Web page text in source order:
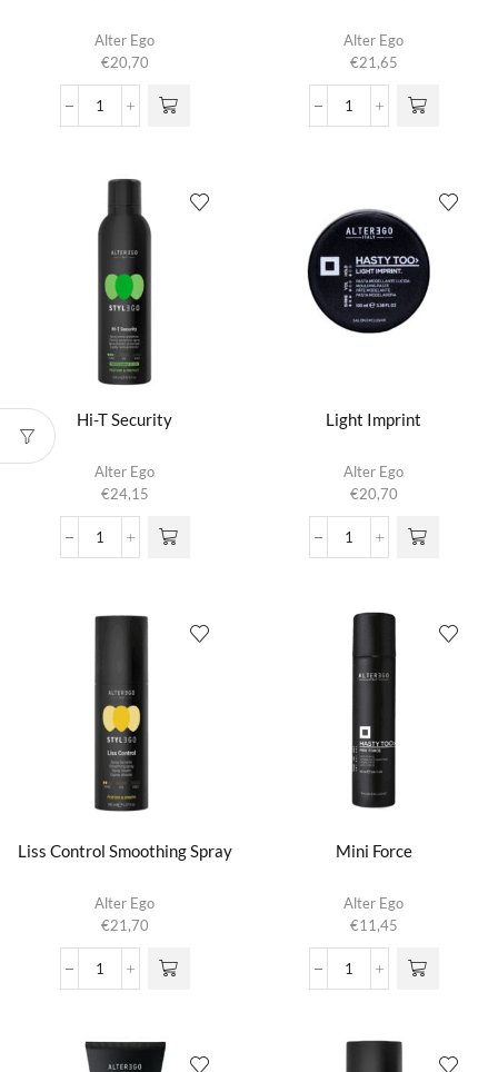
Alter Ego
€20,70
Grip
Mousse
Alter Ego
€21,65
Hi-
Hi-T Security
Alter Ego
€24,15
Hi-
Light Imprint
Alter Ego
€20,70
Light
Liss Control Smoothing Spray
Alter Ego
€21,70
Liss
Spray
aantal
Mini Force
Alter Ego
€11,45
Mini